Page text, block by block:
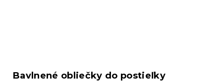
Bavlnené obliečky do postieľky